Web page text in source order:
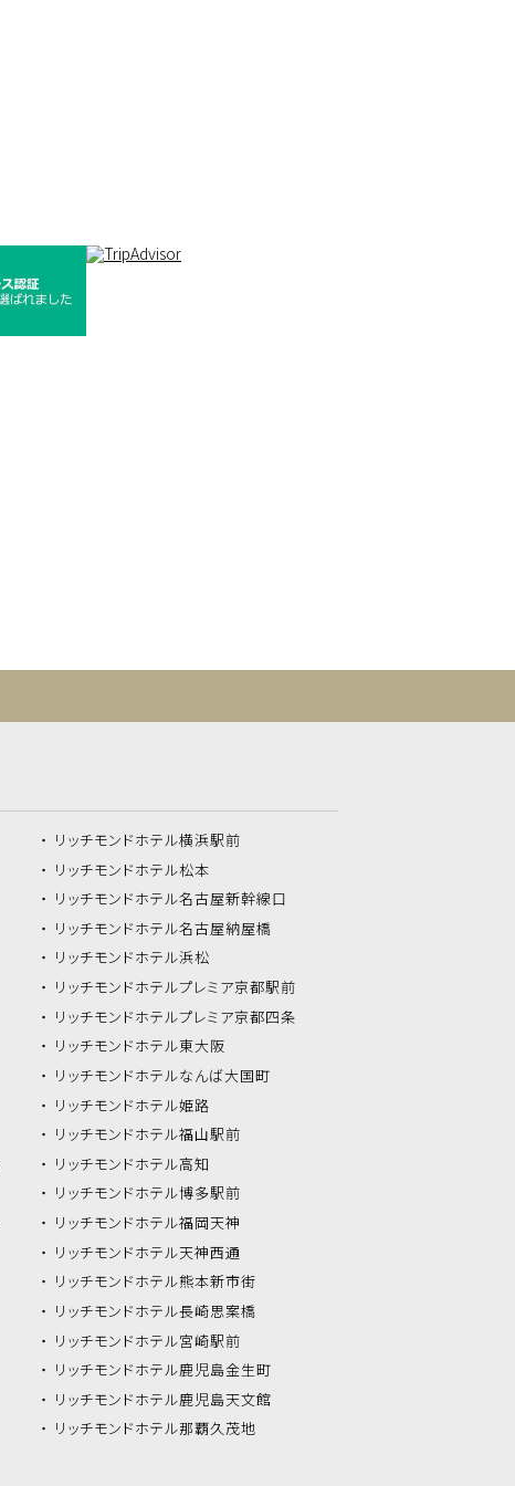
リッチモンドホテル横浜駅前
リッチモンドホテル松本
リッチモンドホテル名古屋新幹線口
リッチモンドホテル名古屋納屋橋
リッチモンドホテル浜松
リッチモンドホテルプレミア京都駅前
リッチモンドホテルプレミア京都四条
リッチモンドホテル東大阪
リッチモンドホテルなんば大国町
リッチモンドホテル姫路
リッチモンドホテル福山駅前
リッチモンドホテル高知
リッチモンドホテル博多駅前
リッチモンドホテル福岡天神
リッチモンドホテル天神西通
リッチモンドホテル熊本新市街
リッチモンドホテル長崎思案橋
リッチモンドホテル宮崎駅前
リッチモンドホテル鹿児島金生町
リッチモンドホテル鹿児島天文館
リッチモンドホテル那覇久茂地